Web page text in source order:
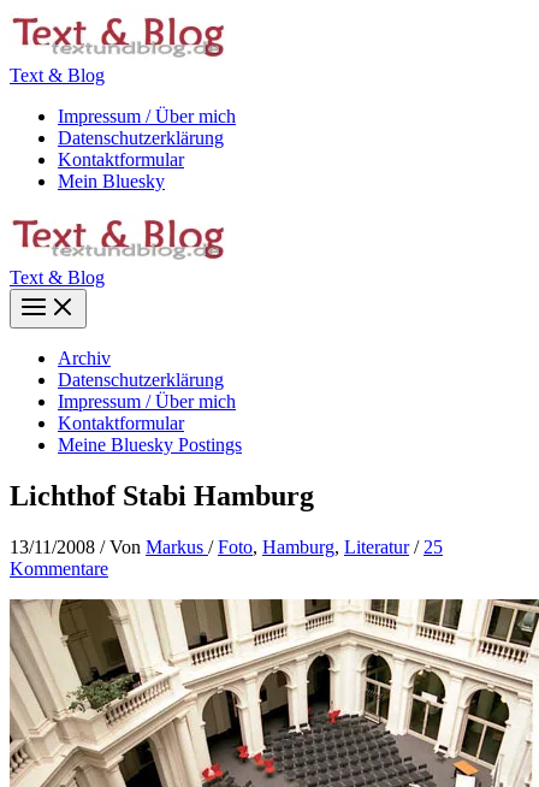
Zum
Inhalt
Text & Blog
Impressum / Über mich
Datenschutzerklärung
Kontaktformular
Mein Bluesky
Text & Blog
Main
Menu
Archiv
Datenschutzerklärung
Impressum / Über mich
Kontaktformular
Meine Bluesky Postings
Lichthof Stabi Hamburg
13/11/2008 / Von Markus /Foto, Hamburg, Literatur/ 25
Kommentare